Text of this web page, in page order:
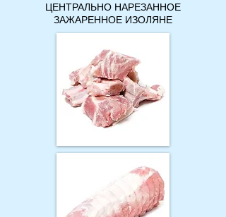
ЦЕНТРАЛЬНО НАРЕЗАННОЕ
ЗАЖАРЕННОЕ ИЗОЛЯНЕ